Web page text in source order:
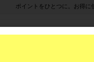
ポイントをひとつに。お得に